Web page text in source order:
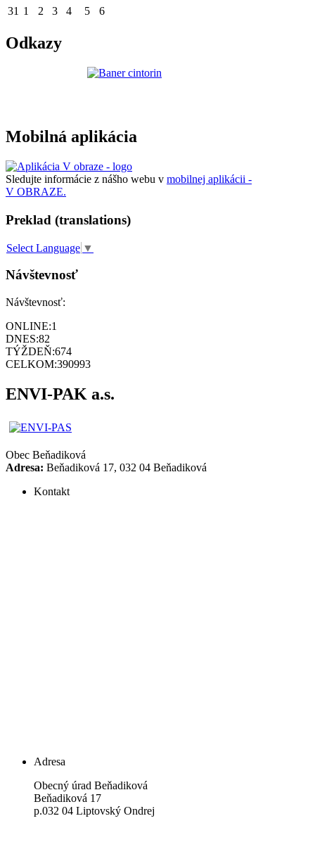
31 1 2 3 4 5 6
Odkazy
Mobilná aplikácia
Sledujte informácie z nášho webu v mobilnej aplikácii -
V OBRAZE.
Preklad (translations)
Select Language ▼
Návštevnosť
Návštevnosť:
ONLINE:1
DNES:82
TÝŽDEŇ:674
CELKOM:390993
ENVI-PAK a.s.
Obec Beňadiková
Adresa: Beňadiková 17, 032 04 Beňadiková
Kontakt
Adresa
Obecný úrad Beňadiková
​Beňadiková 17
p.032 04 Liptovský Ondrej